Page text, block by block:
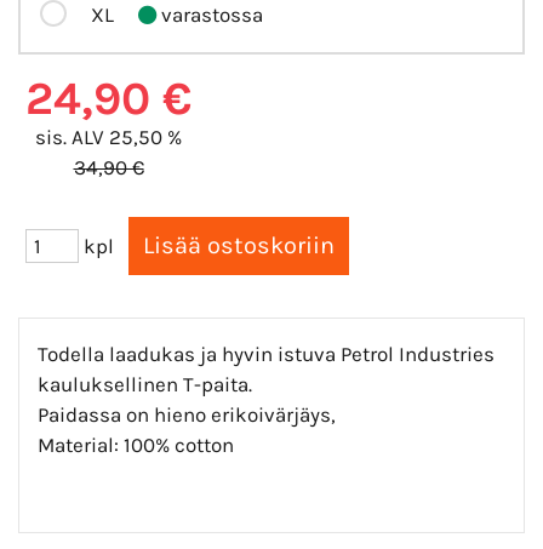
XL varastossa
24,90 €
sis. ALV 25,50 %
34,90 €
kpl
Todella laadukas ja hyvin istuva Petrol Industries
kauluksellinen T-paita.
Paidassa on hieno erikoivärjäys,
Material: 100% cotton